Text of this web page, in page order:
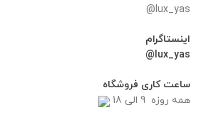
lux_yas@
اینستاگرام
lux_yas@
ساعت کاری فروشگاه
همه روزه 9 الی 18